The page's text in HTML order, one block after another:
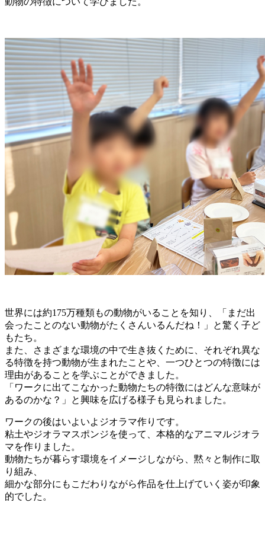
世界には約175万種類もの動物がいることを知り、「まだ出
会ったことのない動物がたくさんいるんだね！」と驚く子ど
もたち。
また、さまざまな環境の中で生き抜くために、それぞれ異な
る特徴を持つ動物が生まれたことや、一つひとつの特徴には
理由があることを学ぶことができました。
「ワークに出てこなかった動物たちの特徴にはどんな意味が
あるのかな？」と興味を広げる様子も見られました。
ワークの後はいよいよジオラマ作りです。
粘土やジオラマスポンジを使って、本格的なアニマルジオラ
マを作りました。
動物たちが暮らす環境をイメージしながら、黙々と制作に取
り組み、
細かな部分にもこだわりながら作品を仕上げていく姿が印象
的でした。